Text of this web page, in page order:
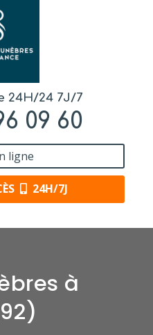
24H/24 7J/7
09 60
ligne
24H/7J
à